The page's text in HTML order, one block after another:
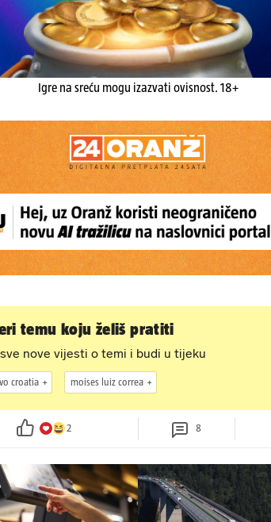
Igre na sreću mogu izazvati ovisnost. 18+
temu koju želiš pratiti
nove vijesti o temi i budi u tijeku
croatia moises luiz correa
2 8